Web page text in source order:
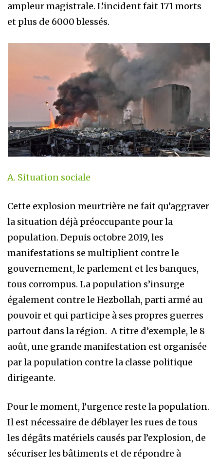
ampleur magistrale. L’incident fait 171 morts
et plus de 6000 blessés.
A. Situation sociale
Cette explosion meurtrière ne fait qu’aggraver
la situation déjà préoccupante pour la
population. Depuis octobre 2019, les
manifestations se multiplient contre le
gouvernement, le parlement et les banques,
tous corrompus. La population s’insurge
également contre le Hezbollah, parti armé au
pouvoir et qui participe à ses propres guerres
partout dans la région. A titre d’exemple, le 8
août, une grande manifestation est organisée
par la population contre la classe politique
dirigeante.
Pour le moment, l’urgence reste la population.
Il est nécessaire de déblayer les rues de tous
les dégâts matériels causés par l’explosion, de
sécuriser les bâtiments et de répondre à